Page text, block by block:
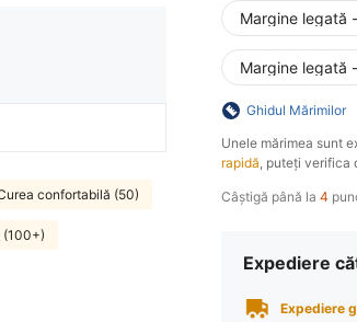
confortabilă (50)
Margine legată
Margine legată
Ghidul Mărimilor
Unele mărimea sunt
rapidă, puteți verifica
Câștigă până la 4
Expediere
Expediere